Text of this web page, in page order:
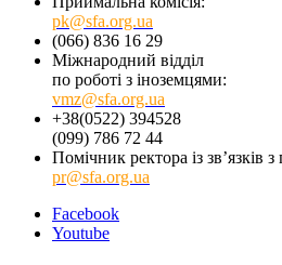
pk@sfa.org.ua
(066) 836 16 29
Міжнародний відділ
по роботі з іноземцями:
vmz@sfa.org.ua
+38(0522) 394528
(099) 786 72 44
Помічник ректора із зв’язків
pr@sfa.org.ua
Facebook
Youtube